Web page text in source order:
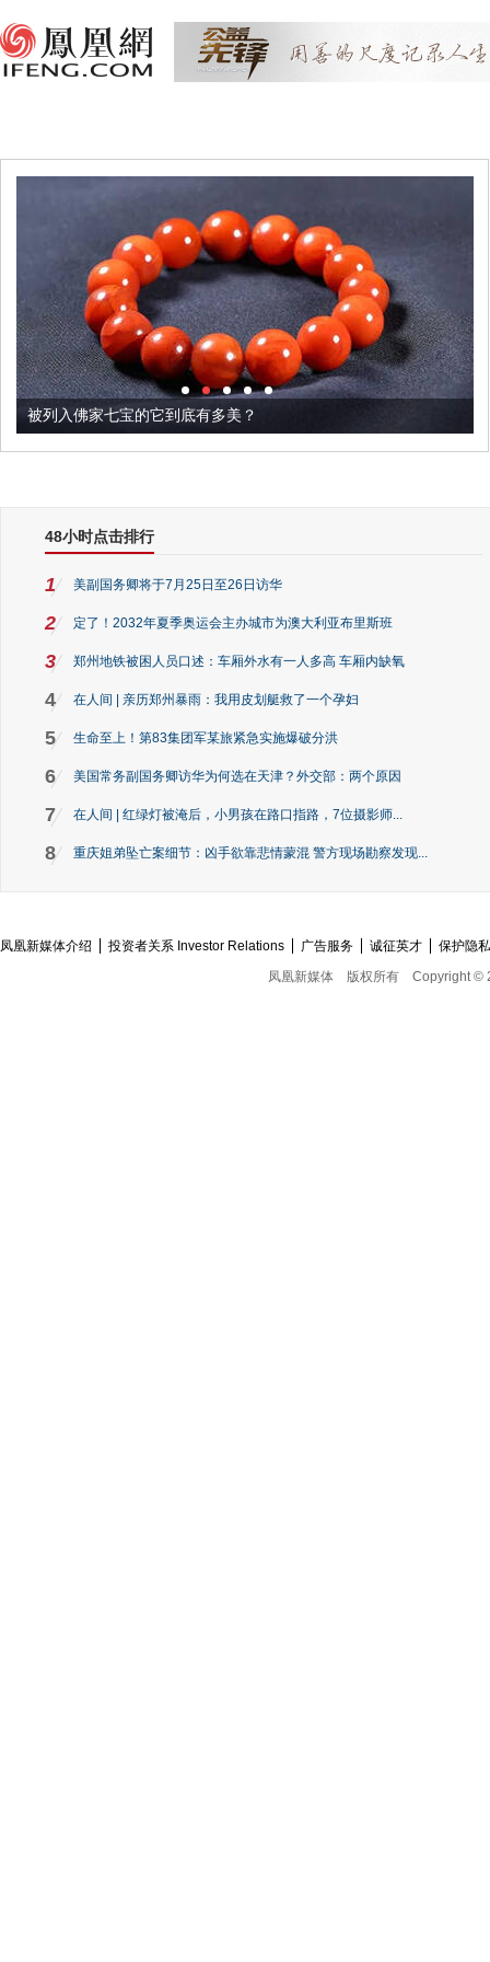
被列入佛家七宝的它到底有多美？
48小时点击排行
1 美副国务卿将于7月25日至26日访华
2 定了！2032年夏季奥运会主办城市为澳大利亚布里斯班
3 郑州地铁被困人员口述：车厢外水有一人多高 车厢内缺氧
4 在人间 | 亲历郑州暴雨：我用皮划艇救了一个孕妇
5 生命至上！第83集团军某旅紧急实施爆破分洪
6 美国常务副国务卿访华为何选在天津？外交部：两个原因
7 在人间 | 红绿灯被淹后，小男孩在路口指路，7位摄影师...
8 重庆姐弟坠亡案细节：凶手欲靠悲情蒙混 警方现场勘察发现...
凤凰新媒体介绍 投资者关系 Investor Relations 广告服务 诚征英才
保护隐
凤凰新媒体
版权所有 Copyright ©